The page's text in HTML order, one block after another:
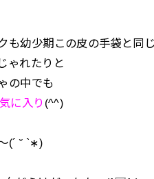
も幼少期この皮の手袋と同
ゃれたりと
の中でも
に入り (^^)
(´ ˘ `∗)